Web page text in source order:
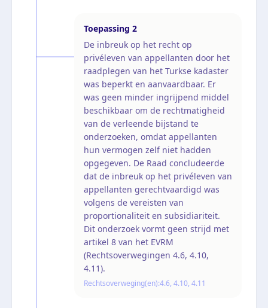
Toepassing 2
De inbreuk op het recht op
privéleven van appellanten door het
raadplegen van het Turkse kadaster
was beperkt en aanvaardbaar. Er
was geen minder ingrijpend middel
beschikbaar om de rechtmatigheid
van de verleende bijstand te
onderzoeken, omdat appellanten
hun vermogen zelf niet hadden
opgegeven. De Raad concludeerde
dat de inbreuk op het privéleven van
appellanten gerechtvaardigd was
volgens de vereisten van
proportionaliteit en subsidiariteit.
Dit onderzoek vormt geen strijd met
artikel 8 van het EVRM
(Rechtsoverwegingen 4.6, 4.10,
4.11).
Rechtsoverweging(en):4.6, 4.10, 4.11